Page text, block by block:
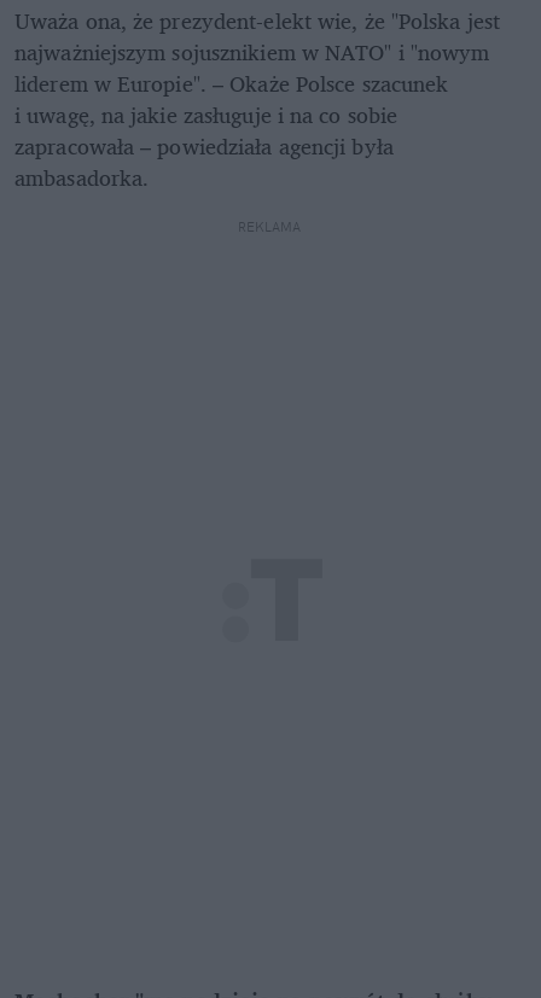
Uważa ona, że prezydent-elekt wie, że "Polska jest
najważniejszym sojusznikiem w NATO" i "nowym
liderem w Europie". – Okaże Polsce szacunek
i uwagę, na jakie zasługuje i na co sobie
zapracowała – powiedziała agencji była
ambasadorka.
REKLAMA